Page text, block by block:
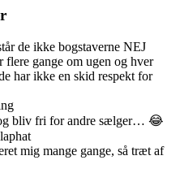
de ikke bogstaverne NEJ
gange om ugen og hver
har ikke en skid respekt for
bliv fri for andre sælger… 😂
mig mange gange, så træt af